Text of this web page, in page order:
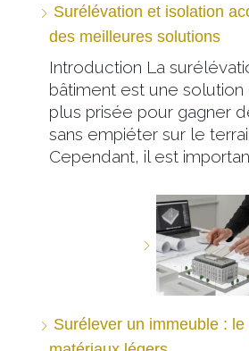
Surélévation et isolation
des meilleures solutions
Introduction La
bâtiment est une
plus prisée pour gagner
sans empiéter sur le
Cependant, il est
Surélever un immeuble :